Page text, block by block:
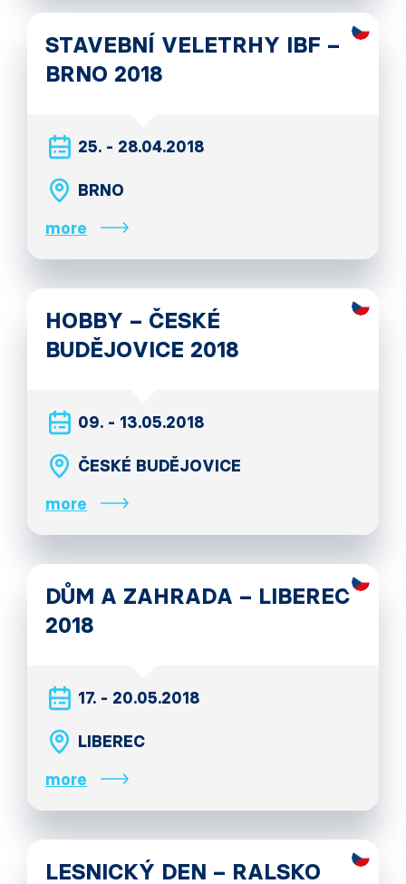
STAVEBNÍ VELETRHY IBF –
BRNO 2018
25. - 28.04.2018
BRNO
more
HOBBY – ČESKÉ
BUDĚJOVICE 2018
09. - 13.05.2018
ČESKÉ BUDĚJOVICE
more
DŮM A ZAHRADA – LIBEREC
2018
17. - 20.05.2018
LIBEREC
more
LESNICKÝ DEN – RALSKO